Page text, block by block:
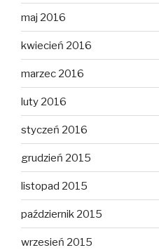
maj 2016
kwiecień 2016
marzec 2016
luty 2016
styczeń 2016
grudzień 2015
listopad 2015
październik 2015
wrzesień 2015